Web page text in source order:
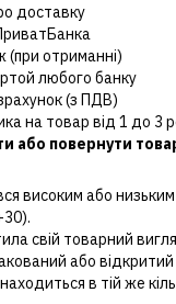
доставку
(при отриманні)
любого банку
(з ПДВ)
на товар від 1 до 3
або повернути
високим або
свій товарний
або відкритий
в тій же